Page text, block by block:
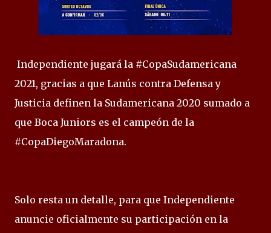
Independiente jugará la #CopaSudamericana
2021, gracias a que Lanús contra Defensa y
Justicia definen la Sudamericana 2020 sumado a
que Boca Juniors es el campeón de la
#CopaDiegoMaradona.
Solo resta un detalle, para que Independiente
anuncie oficialmente su participación en la